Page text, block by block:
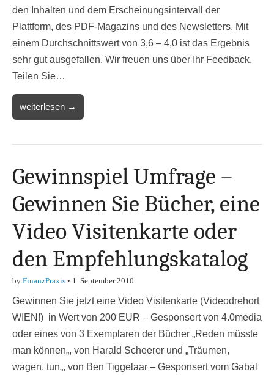
den Inhalten und dem Erscheinungsintervall der
Plattform, des PDF-Magazins und des Newsletters. Mit
einem Durchschnittswert von 3,6 – 4,0 ist das Ergebnis
sehr gut ausgefallen. Wir freuen uns über Ihr Feedback.
Teilen Sie…
weiterlesen →
Gewinnspiel Umfrage –
Gewinnen Sie Bücher, eine
Video Visitenkarte oder
den Empfehlungskatalog
by FinanzPraxis • 1. September 2010
Gewinnen Sie jetzt eine Video Visitenkarte (Videodrehort
WIEN!) in Wert von 200 EUR – Gesponsert von 4.0media
oder eines von 3 Exemplaren der Bücher „Reden müsste
man können„, von Harald Scheerer und „Träumen,
wagen, tun„, von Ben Tiggelaar – Gesponsert vom Gabal